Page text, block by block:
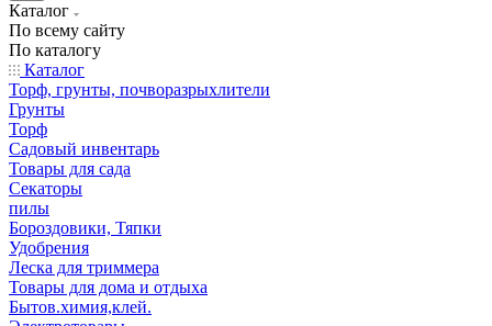
Каталог
По всему сайту
По каталогу
Каталог
Торф, грунты, почворазрыхлители
Грунты
Торф
Садовый инвентарь
Товары для сада
Секаторы
пилы
Бороздовики, Тяпки
Удобрения
Леска для триммера
Товары для дома и отдыха
Бытов.химия,клей.